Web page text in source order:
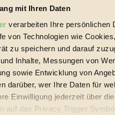
mit Ihren Daten
verarbeiten Ihre persönlichen
von Technologien wie
zu speichern und darauf
Inhalte, Messungen von
sowie Entwicklung von
darüber, wer Ihre Daten für
Einwilligung jederzeit über
auf das Privacy Trigger